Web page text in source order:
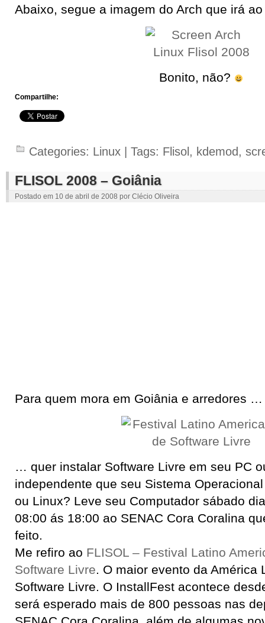
Abaixo, segue a imagem do Arch que irá
Bonito, não?
Compartilhe:
Categories: Linux | Tags: Flisol , kdemod ,
FLISOL 2008 – Goiânia
Postado em 10 de abril de 2008 por Clécio Oliveira
Para quem mora em Goiânia e arredores …
… quer instalar Software Livre em seu PC
independente que seu Sistema
ou Linux? Leve seu Computador sábado
08:00 ás 18:00 ao SENAC Cora Coralina
feito.
Me refiro ao FLISOL – Festival Latino
Software Livre. O maior evento da América
Software Livre. O InstallFest acontece
será esperado mais de 800 pessoas nas